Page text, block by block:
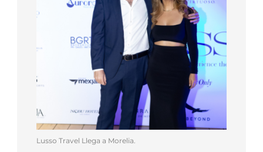
Lusso Travel Llega a Morelia.